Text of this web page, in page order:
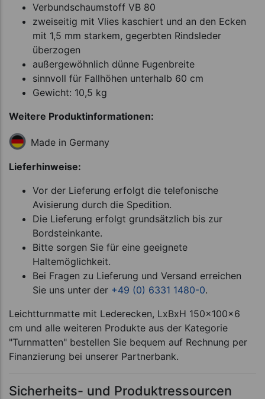
Verbundschaumstoff VB 80
zweiseitig mit Vlies kaschiert und an den Ecken
mit 1,5 mm starkem, gegerbten Rindsleder
überzogen
außergewöhnlich dünne Fugenbreite
sinnvoll für Fallhöhen unterhalb 60 cm
Gewicht: 10,5 kg
Weitere Produktinformationen:
Made in Germany
Lieferhinweise:
Vor der Lieferung erfolgt die telefonische
Avisierung durch die Spedition.
Die Lieferung erfolgt grundsätzlich bis zur
Bordsteinkante.
Bitte sorgen Sie für eine geeignete
Haltemöglichkeit.
Bei Fragen zu Lieferung und Versand erreichen
Sie uns unter der +49 (0) 6331 1480-0.
Leichtturnmatte mit Lederecken, LxBxH 150x100x6
cm und alle weiteren Produkte aus der Kategorie
"Turnmatten" bestellen Sie bequem auf Rechnung per
Finanzierung bei unserer Partnerbank.
Sicherheits- und Produktressourcen